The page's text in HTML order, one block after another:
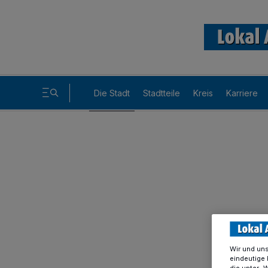
Die Stadt Stadtteile Kreis Karriere
Wir und
eindeutige